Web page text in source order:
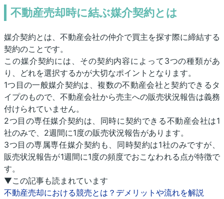
不動産売却時に結ぶ媒介契約とは
媒介契約とは、不動産会社の仲介で買主を探す際に締結する
契約のことです。
この媒介契約には、その契約内容によって3つの種類があ
り、どれを選択するかが大切なポイントとなります。
1つ目の一般媒介契約は、複数の不動産会社と契約できるタ
イプのもので、不動産会社から売主への販売状況報告は義務
付けられていません。
2つ目の専任媒介契約は、同時に契約できる不動産会社は1
社のみで、2週間に1度の販売状況報告があります。
3つ目の専属専任媒介契約も、同時契約は1社のみですが、
販売状況報告が1週間に1度の頻度でおこなわれる点が特徴で
す。
▼この記事も読まれています
不動産売却における競売とは？デメリットや流れを解説